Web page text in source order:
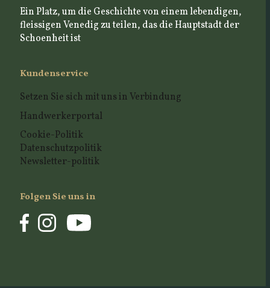
Ein Platz, um die Geschichte von einem lebendigen,
fleissigen Venedig zu teilen, das die Hauptstadt der
Schoenheit ist
Kundenservice
Setzen Sie sich mit uns in Verbindung
Handwerkerportal
Cookie-Politik
Datenschutzpolitik
Newsletter-politik
Folgen Sie uns in